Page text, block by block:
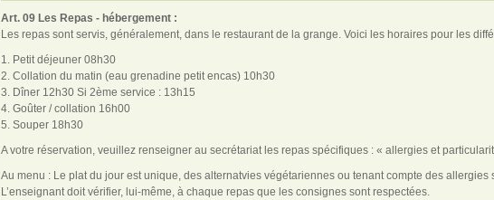
Art. 09 Les Repas - hébergement :
Les repas sont servis, généralement, dans le restaurant de la grange. Voici les horaires pour les
1. Petit déjeuner 08h30
2. Collation du matin (eau grenadine petit encas) 10h30
3. Dîner 12h30 Si 2ème service : 13h15
4. Goûter / collation 16h00
5. Souper 18h30
A votre réservation, veuillez renseigner au secrétariat les repas spécifiques : « allergies et
Au menu : Le plat du jour est unique, des alternatvies végétariennes ou tenant compte des allergies
L’enseignant doit vérifier, lui-même, à chaque repas que les consignes sont respectées.